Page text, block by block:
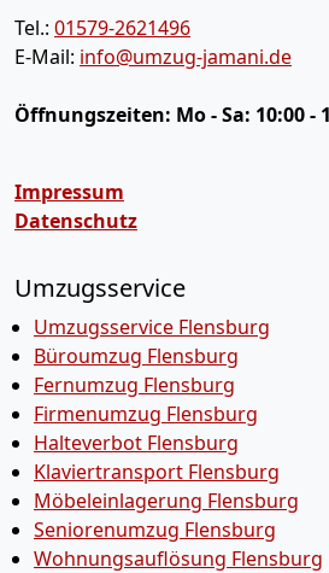
Tel.: 01579-2621496
E-Mail: info@umzug-jamani.de
Öffnungszeiten: Mo - Sa: 10:00 -
Impressum
Datenschutz
Umzugsservice
Umzugsservice Flensburg
Büroumzug Flensburg
Fernumzug Flensburg
Firmenumzug Flensburg
Halteverbot Flensburg
Klaviertransport Flensburg
Möbeleinlagerung Flensburg
Seniorenumzug Flensburg
Wohnungsauflösung Flensburg